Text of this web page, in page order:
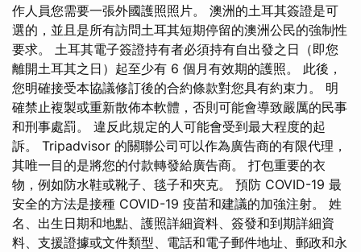
作人員您需要一張外國護照照片。 澳洲的土耳其簽證是可
選的，並且是所有訪問土耳其短期停留的澳洲公民的強制性
要求。 土耳其電子簽證持有者必須持有自出發之日（即您
離開土耳其之日）起至少有 6 個月有效期的護照。 此後，
您明確接受本協議修訂後的合約條款對您具有約束力。 明
確禁止複製或重新散佈本軟體，否則可能會導致嚴厲的民事
和刑事處罰。 違反此規定的人可能會受到最大程度的起
訴。 Tripadvisor 的關聯公司可以作為廣告商的有限代理，
其唯一目的是將您的付款轉發給廣告商。 打包重要的衣
物，例如防水鞋或靴子、毯子和夾克。 預防 COVID-19 最
安全的方法是接種 COVID-19 疫苗和建議的加強注射。 姓
名、出生日期和地點、護照詳細資料、簽發和到期詳細資
料、支援證據或文件類型、電話和電子郵件地址、郵政和永